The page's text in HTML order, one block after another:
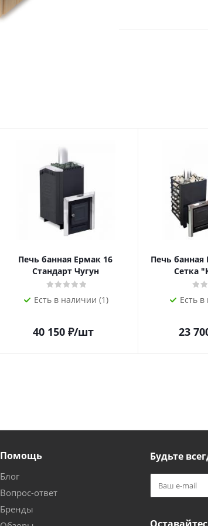
Печь банная Ермак 16
Стандарт Чугун
Есть в наличии (1)
40 150 ₽/шт
Печь банная
Сетка
Есть
23
Помощь
Блог
Вопрос-ответ
Бренды
Будьте